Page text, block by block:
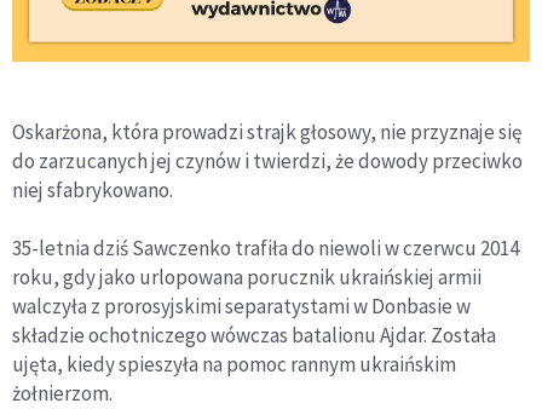
Oskarżona, która prowadzi strajk głosowy, nie przyznaje się
do zarzucanych jej czynów i twierdzi, że dowody przeciwko
niej sfabrykowano.
35-letnia dziś Sawczenko trafiła do niewoli w czerwcu 2014
roku, gdy jako urlopowana porucznik ukraińskiej armii
walczyła z prorosyjskimi separatystami w Donbasie w
składzie ochotniczego wówczas batalionu Ajdar. Została
ujęta, kiedy spieszyła na pomoc rannym ukraińskim
żołnierzom.